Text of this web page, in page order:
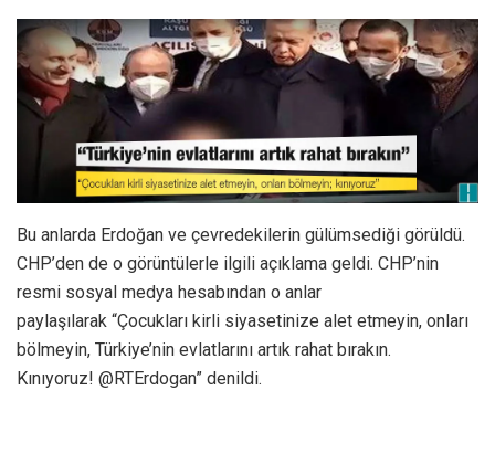
Bu anlarda Erdoğan ve çevredekilerin gülümsediği görüldü.
CHP’den de o görüntülerle ilgili açıklama geldi. CHP’nin
resmi sosyal medya hesabından o anlar
paylaşılarak “Çocukları kirli siyasetinize alet etmeyin, onları
bölmeyin, Türkiye’nin evlatlarını artık rahat bırakın.
Kınıyoruz! @RTErdogan” denildi.